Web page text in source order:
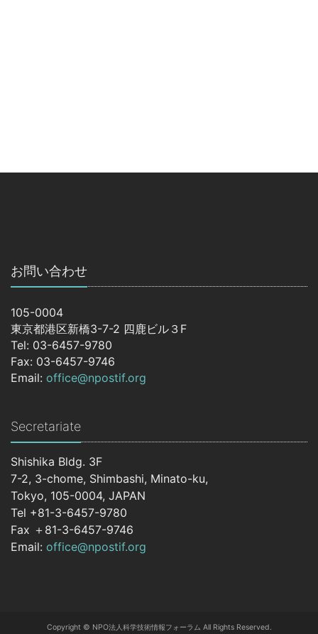
お問い合わせ
105-0004
東京都港区新橋3-7-2 四鹿ビル３F
Tel: 03-6457-9780
Fax: 03-6457-9746
Email: office@npostif.org
Secretariate
Shishika Bldg. 3F
7-2, 3-chome, Shimbashi, Minato-ku,
Tokyo, 105-0004, JAPAN
Tel +81-3-6457-9780
Fax ＋81-3-6457-9746
Email: office@npostif.org
Copyright © NPO法人科学技術情報フォーラム All Rights Reserved.